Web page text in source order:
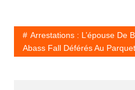
Arrestations : L’épouse De
Abass Fall Déférés Au Parquet